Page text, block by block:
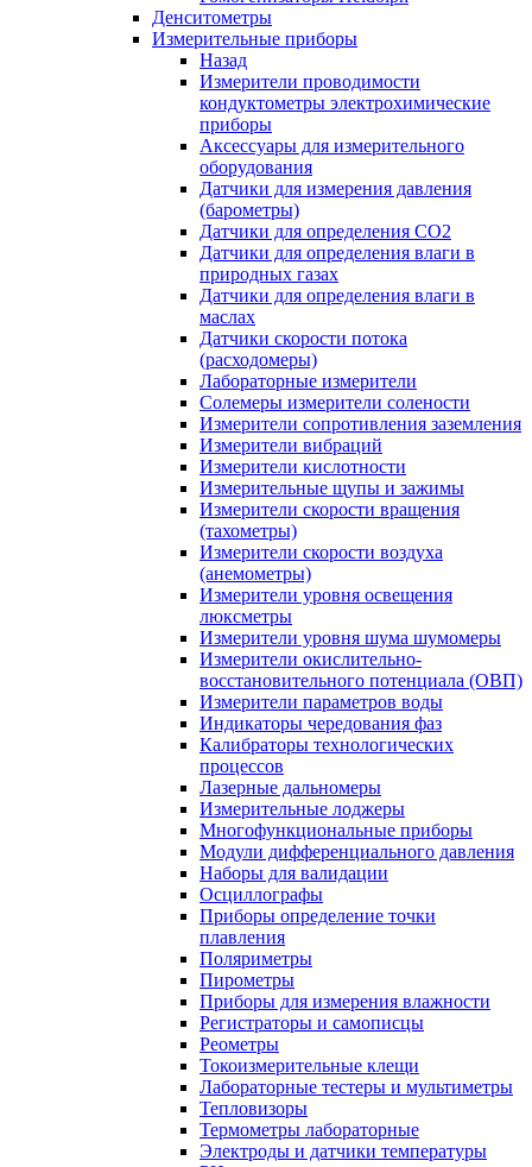
Денситометры
Измерительные приборы
Назад
Измерители проводимости
кондуктометры электрохимические
приборы
Аксессуары для измерительного
оборудования
Датчики для измерения давления
(барометры)
Датчики для определения CO2
Датчики для определения влаги в
природных газах
Датчики для определения влаги в
маслах
Датчики скорости потока
(расходомеры)
Лабораторные измерители
Солемеры измерители солености
Измерители сопротивления заземления
Измерители вибраций
Измерители кислотности
Измерительные щупы и зажимы
Измерители скорости вращения
(тахометры)
Измерители скорости воздуха
(анемометры)
Измерители уровня освещения
люксметры
Измерители уровня шума шумомеры
Измерители окислительно-
восстановительного потенциала (ОВП)
Измерители параметров воды
Индикаторы чередования фаз
Калибраторы технологических
процессов
Лазерные дальномеры
Измерительные лоджеры
Многофункциональные приборы
Модули дифференциального давления
Наборы для валидации
Осциллографы
Приборы определение точки
плавления
Поляриметры
Пирометры
Приборы для измерения влажности
Регистраторы и самописцы
Реометры
Токоизмерительные клещи
Лабораторные тестеры и мультиметры
Тепловизоры
Термометры лабораторные
Электроды и датчики температуры